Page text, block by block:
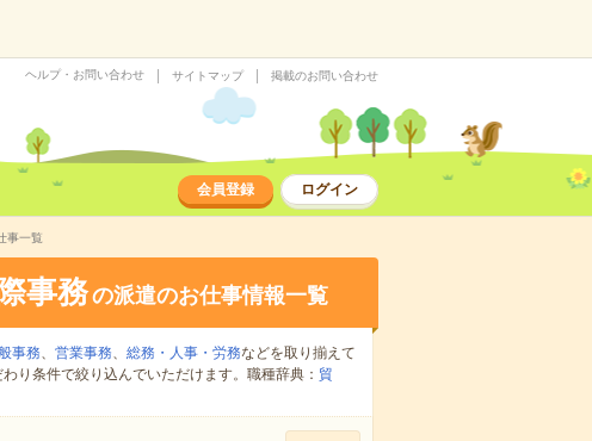
ヘルプ・お問い合わせ サイトマップ 掲載のお問い合わせ
会員登録 ログイン
事一覧
事務の派遣のお仕事情報一覧
事務、 営業事務、 総務・人事・労務などを取り揃えて
り条件で絞り込んでいただけます。職種辞典： 貿